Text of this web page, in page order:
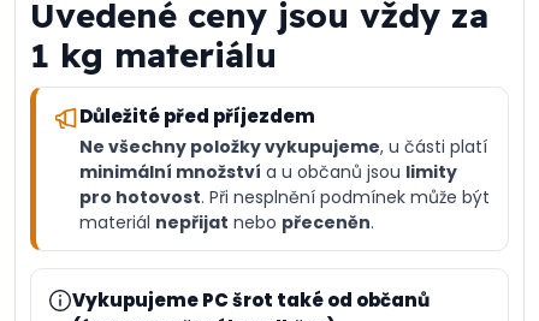
Uvedené ceny jsou vždy za
1 kg materiálu
Důležité před příjezdem
Ne všechny položky vykupujeme, u části platí
minimální množství a u občanů jsou limity
pro hotovost. Při nesplnění podmínek může být
materiál nepřijat nebo přeceněn.
Vykupujeme PC šrot také od občanů